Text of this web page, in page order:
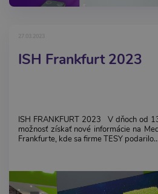
ISH Frankfurt 2023
ISH FRANKFURT 2023 V dňoch od
možnosť získať nové informácie na
Frankfurte, kde sa firme TESY podarilo...